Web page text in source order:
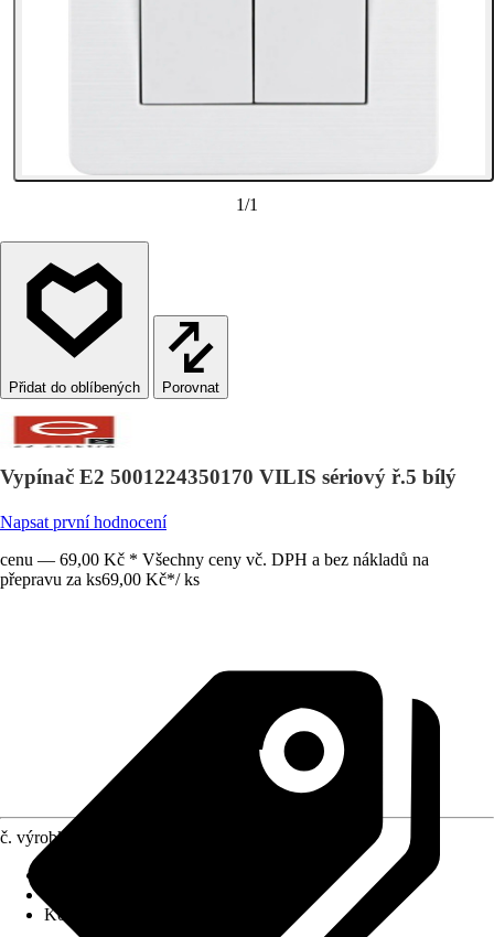
1/1
Porovnat
Vypínač E2 5001224350170 VILIS sériový ř.5 bílý
Napsat první hodnocení
cenu — 69,00 Kč * Všechny ceny vč. DPH a bez nákladů na
přepravu za ks69,00 Kč*/ ks
č. výrobku
Kód výrobku